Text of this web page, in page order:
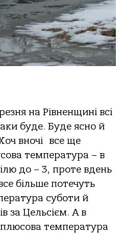
на Рівненщині всі
буде. Буде ясно й
вночі все ще
температура – в
до – 3, проте вдень
більше потечуть
суботи й
за Цельсієм. А в
температура